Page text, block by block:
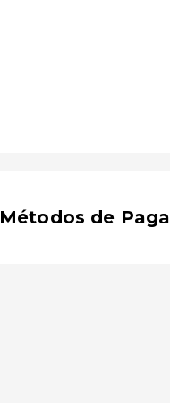
Métodos de